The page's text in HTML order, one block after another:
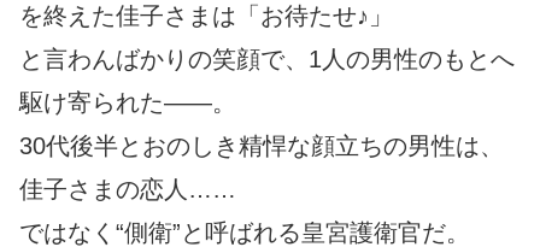
を終えた佳子さまは「お待たせ♪」
と言わんばかりの笑顔で、1人の男性のもとへ
駆け寄られた――。
30代後半とおのしき精悍な顔立ちの男性は、
佳子さまの恋人……
ではなく“側衛”と呼ばれる皇宮護衛官だ。